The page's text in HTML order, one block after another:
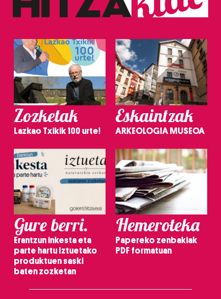
Zozketak
Lazkao Txikik 100 urte!
Eskaintzak
ARKEOLOGIA MUSEOA
Gure berri.
Erantzun inkesta eta
parte hartu Iztuetako
produktuen saski
baten zozketan
Hemeroteka
Papereko zenbakiak
PDF formatuan